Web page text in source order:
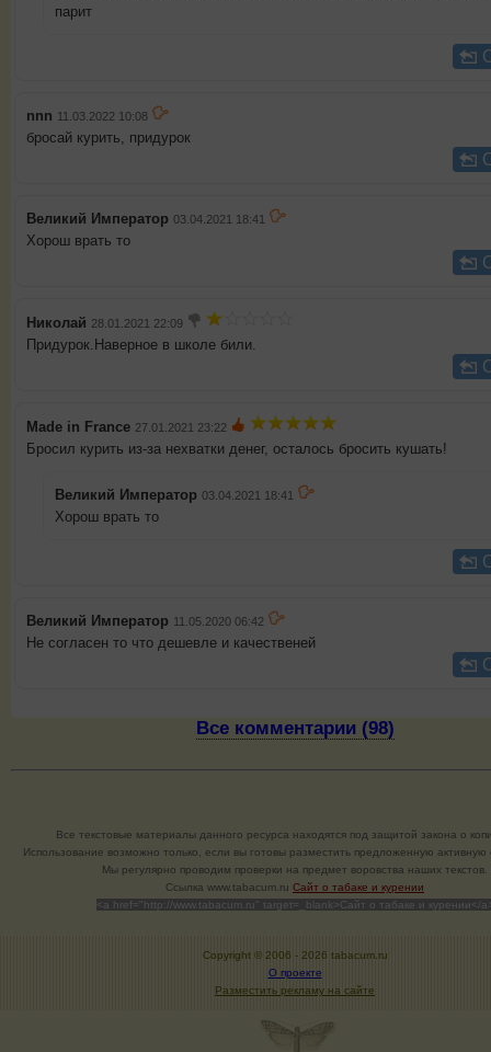
парит
nnn 11.03.2022 10:08
бросай курить, придурок
Великий Император 03.04.2021 18:41
Хорош врать то
Николай 28.01.2021 22:09
Придурок.Наверное в школе били.
Made in France 27.01.2021 23:22
Бросил курить из-за нехватки денег, осталось бросить кушать!
Великий Император 03.04.2021 18:41
Хорош врать то
Великий Император 11.05.2020 06:42
Не согласен то что дешевле и качественей
Все комментарии (98)
Все текстовые материалы данного ресурса находятся под защитой закона о
Использование возможно только, если вы готовы разместить предложенную активную
Мы регулярно проводим проверки на предмет воровства наших текстов.
Cсылка www.tabacum.ru Сайт о табаке и курении
<a href="http://www.tabacum.ru" target=_blank>Сайт о табаке и курении</
Copyright © 2006 - 2026 tabacum.ru
О проекте
Разместить рекламу на сайте